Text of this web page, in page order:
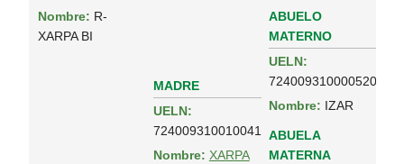
Nombre: R-
XARPA BI
MADRE
UELN:
724009310010041
Nombre: XARPA
ABUELO
MATERNO
UELN:
724009310000520
Nombre: IZAR
ABUELA
MATERNA